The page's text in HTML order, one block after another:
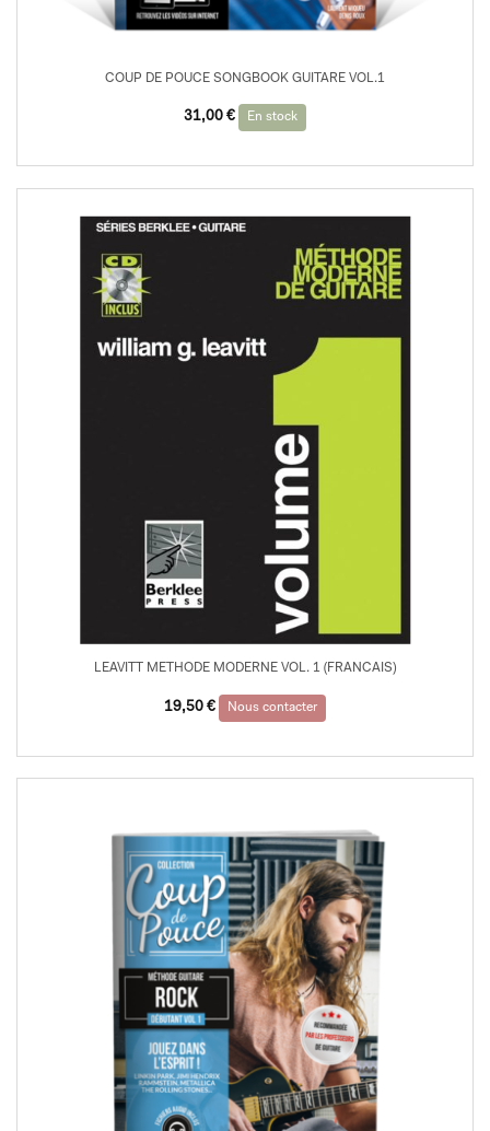
COUP DE POUCE SONGBOOK GUITARE VOL.1
31,00 € En stock
LEAVITT METHODE MODERNE VOL. 1 (FRANCAIS)
19,50 € Nous contacter